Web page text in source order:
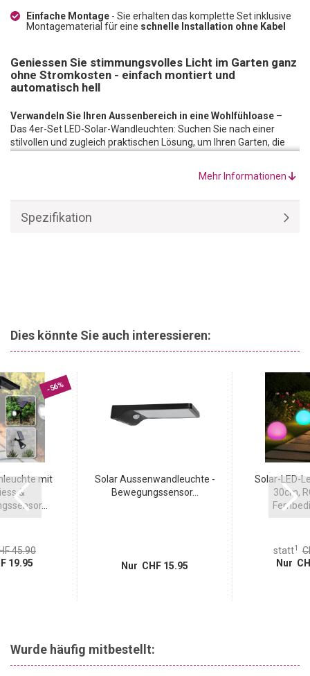
Einfache Montage - Sie erhalten das komplette Set inklusive
Montagematerial für eine schnelle Installation ohne Kabel
Geniessen Sie stimmungsvolles Licht im Garten ganz
ohne Stromkosten - einfach montiert und
automatisch hell
Verwandeln Sie Ihren Aussenbereich in eine Wohlfühloase –
Das 4er-Set LED-Solar-Wandleuchten: Suchen Sie nach einer
stilvollen und zugleich praktischen Lösung, um Ihren Garten, die
ohne komplizierte Verkabelung oder zusätzliche Stromkosten.
Ein- und Ausschalten. Jede Solarleuchte ist mit einem
Dämmerungssensor ausgestattet, der das Licht automatisch
Mehr Informationen
Spezifikation
Dies könnte Sie auch interessieren:
-56%
mit
&
45.90
19.95
Solar Aussenwandleuchte -
Bewegungssensor...
Nur CHF 15.95
Solar-LED-
30cm,
statt1
Nur
Wurde häufig mitbestellt: